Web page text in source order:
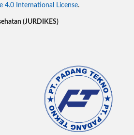
4.0 International License.
(JURDIKES)